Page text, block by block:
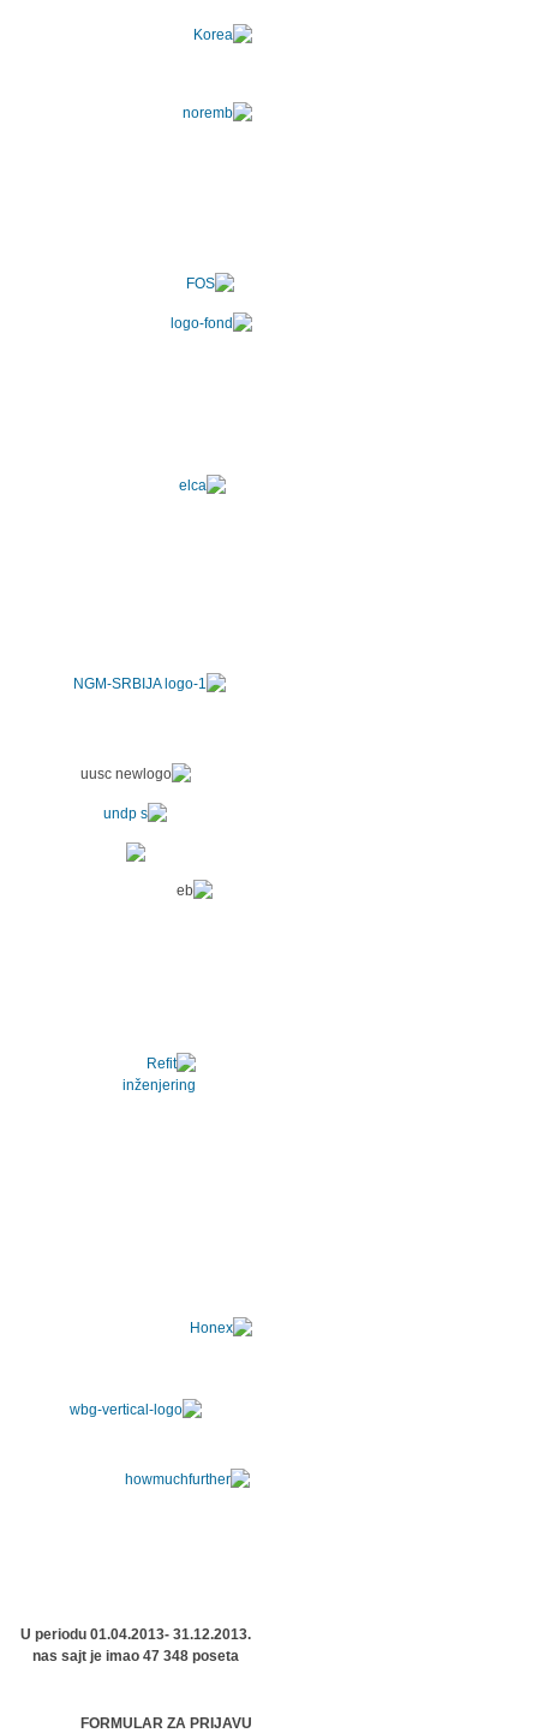
U periodu 01.04.2013- 31.12.2013.
nas sajt je imao 47 348 poseta
FORMULAR ZA PRIJAVU